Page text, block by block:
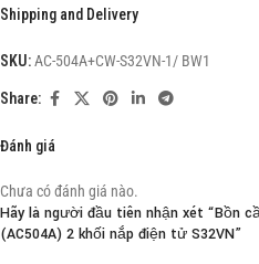
Shipping and Delivery
SKU:AC-504A+CW-S32VN-1/ BW1
Share:
Đánh giá
Chưa có đánh giá nào.
Hãy là người đầu tiên nhận xét “Bồn
(AC504A) 2 khối nắp điện tử S32VN”